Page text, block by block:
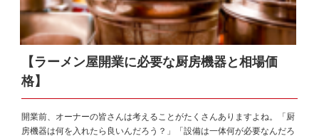
【ラーメン屋開業に必要な厨房機器と相場価
格】
開業前、オーナーの皆さんは考えることがたくさんありますよね。「厨
房機器は何を入れたら良いんだろう？」「設備は一体何が必要なんだろ